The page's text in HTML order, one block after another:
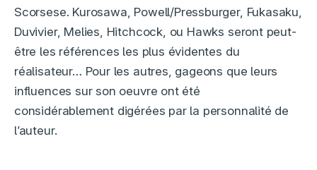
Scorsese. Kurosawa, Powell/Pressburger, Fukasaku,
Duvivier, Melies, Hitchcock, ou Hawks seront peut-
être les références les plus évidentes du
réalisateur… Pour les autres, gageons que leurs
influences sur son oeuvre ont été
considérablement digérées par la personnalité de
l’auteur.